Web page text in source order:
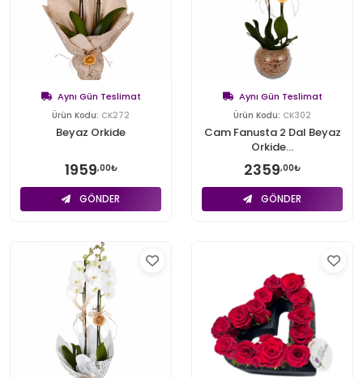
Aynı Gün Teslimat
Ürün Kodu: CK272
Beyaz Orkide
1959,00₺
GÖNDER
Aynı Gün Teslimat
Ürün Kodu: CK302
Cam Fanusta 2 Dal Beyaz
Orkide...
2359,00₺
GÖNDER